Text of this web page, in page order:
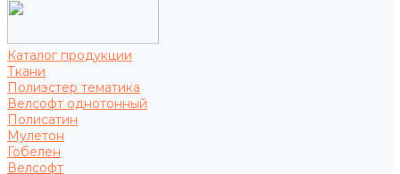
Каталог продукции
Ткани
Полиэстер тематика
Велсофт однотонный
Полисатин
Мулетон
Гобелен
Велсофт